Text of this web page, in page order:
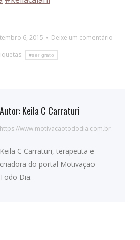
6, 2015
Deixe um comentário
#ser grato
Autor:Keila C Carraturi
https://www.motivacaotododia.com.br
Keila C Carraturi, terapeuta e
criadora do portal Motivação
Todo Dia.